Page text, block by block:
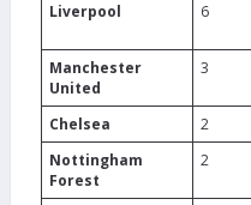
Liverpool
6
Manchester
United
3
Chelsea 2
Nottingham
Forest
2